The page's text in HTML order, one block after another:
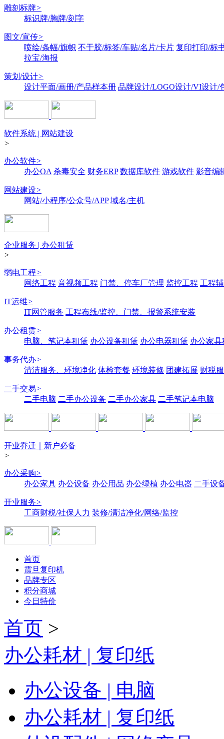
雕刻标牌>
标识牌/胸牌/刻字
图文/宣传>
喷绘/条幅/旗帜 不干胶/标签/车贴/名片/卡片 复印打印/标
拉宝/海报
策划/设计>
设计平面/画册/产品样本册 品牌设计/LOGO设计/VI设计/
软件系统 | 网站建设
>
办公软件>
办公OA 杀毒安全 财务ERP 数据库软件 游戏软件 影音编
网站建设>
网站/小程序/公众号/APP 域名/主机
企业服务 | 办公租赁
>
弱电工程>
网络工程 音视频工程 门禁、停车厂管理 监控工程 工程
IT运维>
IT网管服务 工程布线/监控、门禁、报警系统安装
办公租赁>
电脑、笔记本租赁 办公设备租赁 办公电器租赁 办公家具
事务代办>
清洁服务、环境净化 体检套餐 环境装修 团建拓展 财税
二手交易>
二手电脑 二手办公设备 二手办公家具 二手笔记本电脑
开业乔迁｜新户必备
>
办公采购>
办公家具 办公设备 办公用品 办公绿植 办公电器 二手设
开业服务>
工商财税/社保人力 装修/清洁净化/网络/监控
首页
震旦复印机
品牌专区
积分商城
今日特价
首页 >
办公耗材 | 复印纸
办公设备 | 电脑
办公耗材 | 复印纸